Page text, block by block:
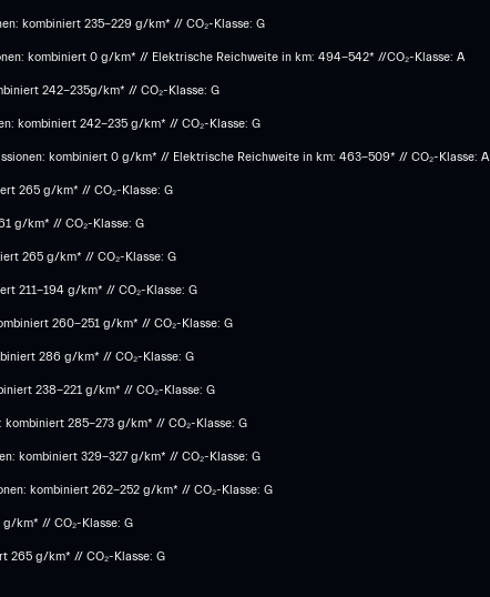
kombiniert 235-229 g/km* // CO₂-Klasse: G
kombiniert 0 g/km* // Elektrische Reichweite in km: 494-542* //CO₂-Klasse: A
242-235g/km* // CO₂-Klasse: G
kombiniert 242-235 g/km* // CO₂-Klasse: G
kombiniert 0 g/km* // Elektrische Reichweite in km: 463-509* // CO₂-Klasse: A
265 g/km* // CO₂-Klasse: G
g/km* // CO₂-Klasse: G
265 g/km* // CO₂-Klasse: G
211-194 g/km* // CO₂-Klasse: G
260-251 g/km*​ // CO₂-Klasse: G​
286 g/km* // CO₂-Klasse: G
238-221 g/km* ​// CO₂-Klasse: G​
kombiniert 285-273 g/km*​ // CO₂-Klasse: G
kombiniert 329-327 g/km* // CO₂-Klasse: G
kombiniert 262-252 g/km* // CO₂-Klasse: G
km* // CO₂-Klasse: G
265 g/km* // CO₂-Klasse: G